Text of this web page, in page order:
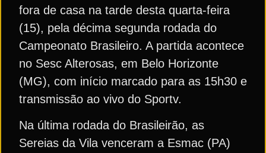
fora de casa na tarde desta quarta-feira
(15), pela décima segunda rodada do
Campeonato Brasileiro. A partida acontece
no Sesc Alterosas, em Belo Horizonte
(MG), com início marcado para as 15h30 e
transmissão ao vivo do Sportv.
Na última rodada do Brasileirão, as
Sereias da Vila venceram a Esmac (PA)